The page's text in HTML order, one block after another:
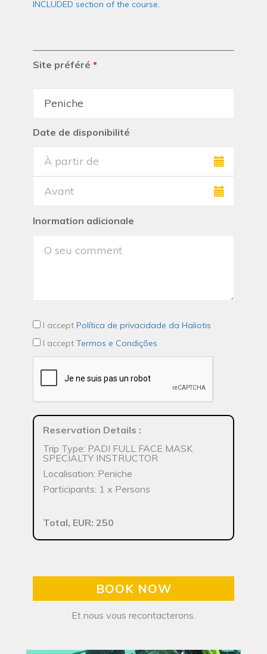
INCLUDED section of the course.
Site préféré *
Date de disponibilité
Inormation adicionale
I accept Política de privacidade da Haliotis
I accept Termos e Condições
Reservation Details :
Trip Type: PADI FULL FACE MASK
SPECIALTY INSTRUCTOR
Localisation: Peniche
Participants: 1 x Persons
Total, EUR: 250
BOOK NOW
Et nous vous recontacterons.